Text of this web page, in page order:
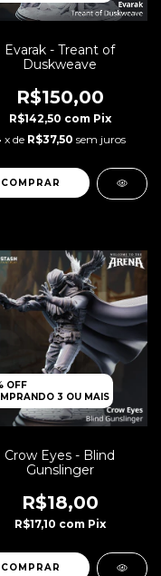
Evarak - Treant of
Duskweave
R$150,00
R$142,50 com Pix
x de R$37,50 sem juros
OFF
3 OU MAIS
Crow Eyes - Blind
Gunslinger
R$18,00
R$17,10 com Pix